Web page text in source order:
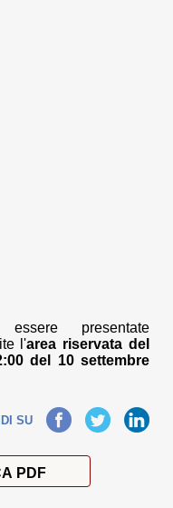
presentate
l'area riservata del
del 10 settembre
SU
Facebook TwitterLinkedIn
PDF